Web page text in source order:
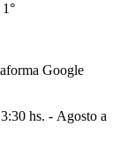
Google
hs. - Agosto a